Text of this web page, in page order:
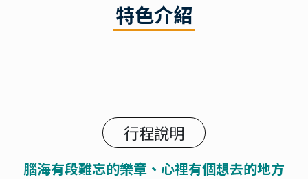
特色介紹
行程說明
腦海有段難忘的樂章、心裡有個想去的地方